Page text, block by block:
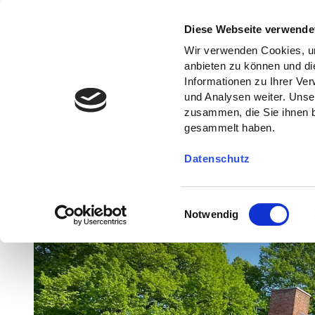
Diese Webseite
Wir verwenden Cookies,
anbieten zu können und
Informationen zu Ihrer
und Analysen weiter.
zusammen, die Sie ihnen
gesammelt haben.
Datenschutz
i
w
i
l
l
Notwendig